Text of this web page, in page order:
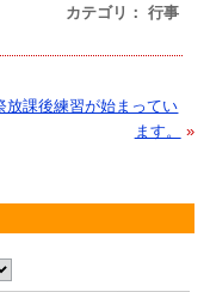
カテゴリ： 行事
放課後練習が始まってい
ます。
»